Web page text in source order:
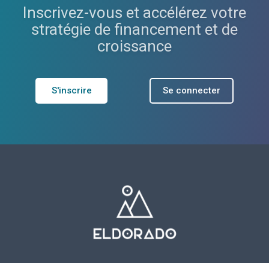
Inscrivez-vous et accélérez votre
stratégie de financement et de
croissance
S'inscrire Se connecter